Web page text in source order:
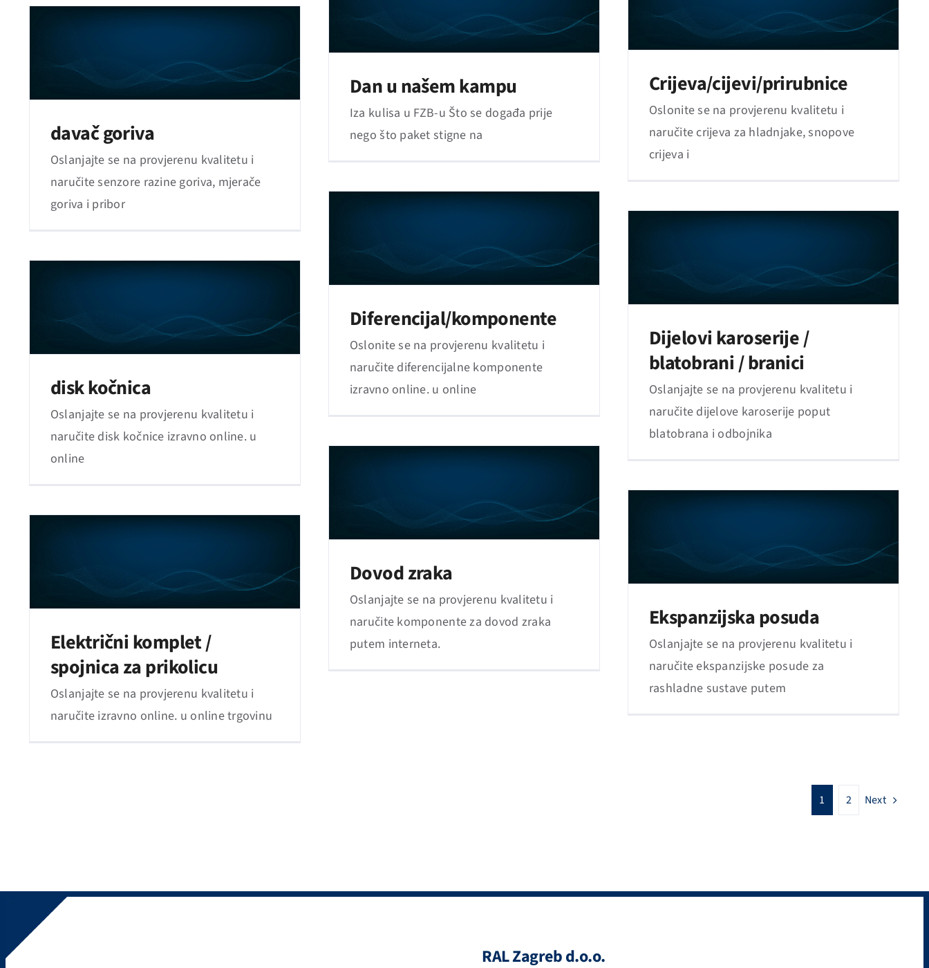
Crijeva/cijevi/prirubnice
Oslonite se na provjerenu kvalitetu i
naručite crijeva za hladnjake, snopove
crijeva i
Dan u našem kampu
Iza kulisa u FZB-u Što se događa prije
nego što paket stigne na
davač goriva
Oslanjajte se na provjerenu kvalitetu i
naručite senzore razine goriva, mjerače
goriva i pribor
Diferencijal/komponente
Oslonite se na provjerenu kvalitetu i
naručite diferencijalne komponente
izravno online. u online
Dijelovi karoserije /
blatobrani / branici
Oslanjajte se na provjerenu kvalitetu i
naručite dijelove karoserije poput
blatobrana i odbojnika
disk kočnica
Oslanjajte se na provjerenu kvalitetu i
naručite disk kočnice izravno online. u
online
Dovod zraka
Oslanjajte se na provjerenu kvalitetu i
naručite komponente za dovod zraka
putem interneta.
Ekspanzijska posuda
Oslanjajte se na provjerenu kvalitetu i
naručite ekspanzijske posude za
rashladne sustave putem
Električni komplet /
spojnica za prikolicu
Oslanjajte se na provjerenu kvalitetu i
naručite izravno online. u online trgovinu
1 2 Next
RAL Zagreb d.o.o.